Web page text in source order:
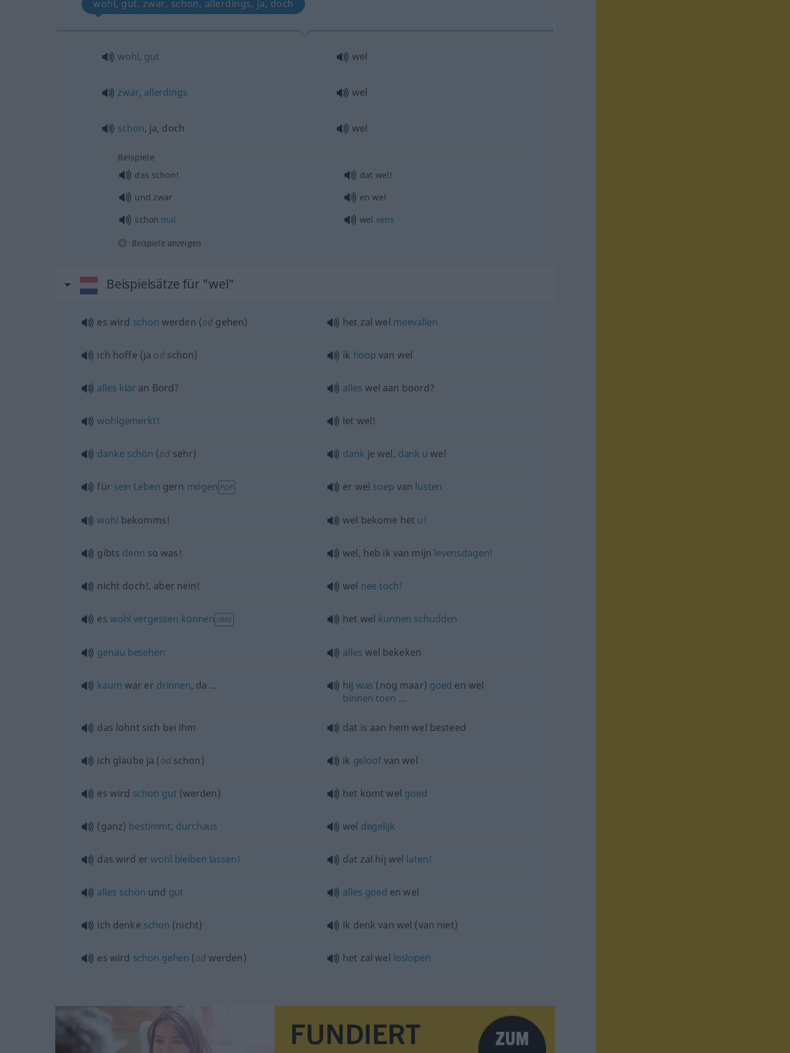
wohl, gut, zwar, schon, allerdings, ja, doch
wohl, gut wel
zwar, allerdings wel
schon, ja, doch wel
Beispiele
das schon!
dat wel!
und zwar
en wel
schon mal wel eens
Beispiele anzeigen
Beispielsätze für "wel"
es wird schon werden (od gehen) het zal wel meevallen
ich hoffe (ja odschon) ik hoop van wel
alles klar an Bord? alles wel aan boord?
wohlgemerkt! let wel!
danke schön (od sehr) dank je wel, dank u wel
für sein Leben gern mögen POP er wel soep van lusten
wohl bekomms! wel bekome het u!
gibts denn so was! wel, heb ik van mijn levensdagen!
nicht doch!, aber nein! wel nee toch!
es wohl vergessen können UMG het wel kunnen schudden
genau besehen alles wel bekeken
kaum war er drinnen, da … hij was (nog maar) goed en wel
binnen toen …
das lohnt sich bei ihm dat is aan hem wel besteed
ich glaube ja (odschon) ik geloofvan wel
es wird schon gut (werden) het komt wel goed
(ganz) bestimmt, durchaus wel degelijk
das wird erwohl bleiben lassen! dat zal hij wel laten!
alles schön und gut alles goed en wel
ich denke schon (nicht) ik denk van wel (van niet)
es wird schon gehen (od werden) het zal wel loslopen